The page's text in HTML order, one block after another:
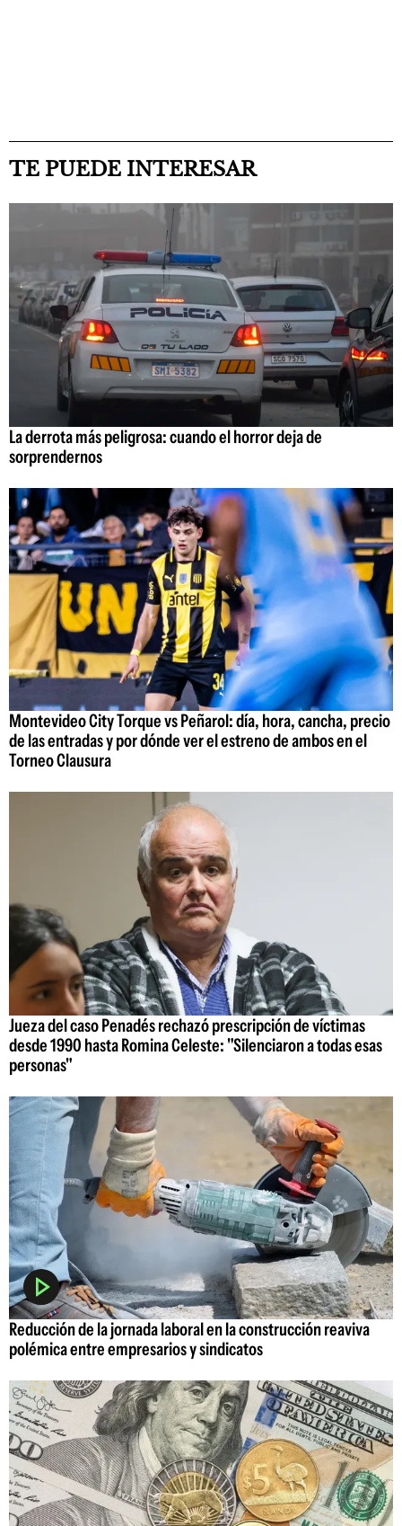
TE PUEDE INTERESAR
La derrota más peligrosa: cuando el horror deja de
sorprendernos
Montevideo City Torque vs Peñarol: día, hora, cancha, precio
de las entradas y por dónde ver el estreno de ambos en el
Torneo Clausura
Jueza del caso Penadés rechazó prescripción de víctimas
desde 1990 hasta Romina Celeste: "Silenciaron a todas esas
personas"
Reducción de la jornada laboral en la construcción reaviva
polémica entre empresarios y sindicatos